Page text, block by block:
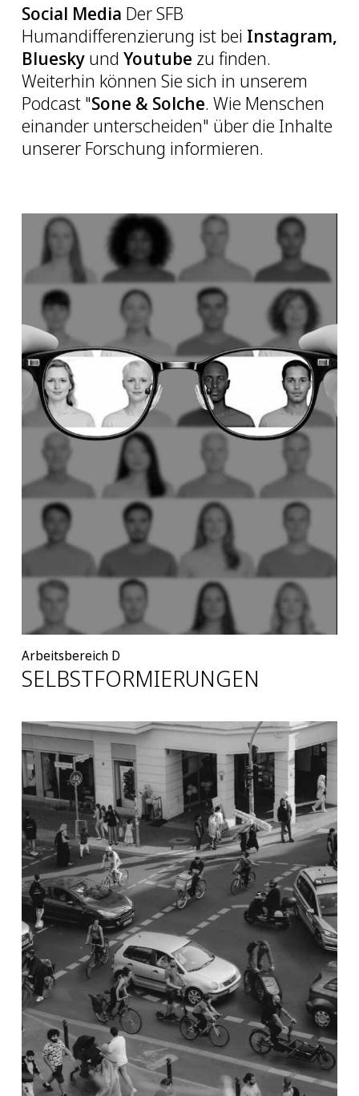
Social Media Der SFB
Humandifferenzierung ist bei Instagram,
Bluesky und Youtube zu finden.
Weiterhin können Sie sich in unserem
Podcast "Sone & Solche. Wie Menschen
einander unterscheiden" über die Inhalte
unserer Forschung informieren.
Arbeitsbereich D
SELBSTFORMIERUNGEN